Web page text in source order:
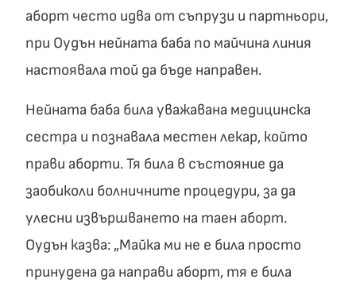
аборт често идва от съпрузи и партньори,
при Оудън нейната баба по майчина линия
настоявала той да бъде направен.
Нейната баба била уважавана медицинска
сестра и познавала местен лекар, който
прави аборти. Тя била в състояние да
заобиколи болничните процедури, за да
улесни извършването на таен аборт.
Оудън казва: „Майка ми не е била просто
принудена да направи аборт, тя е била